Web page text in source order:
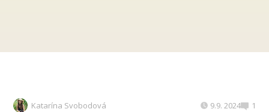
Katarína Svobodová 9.9. 2024 1